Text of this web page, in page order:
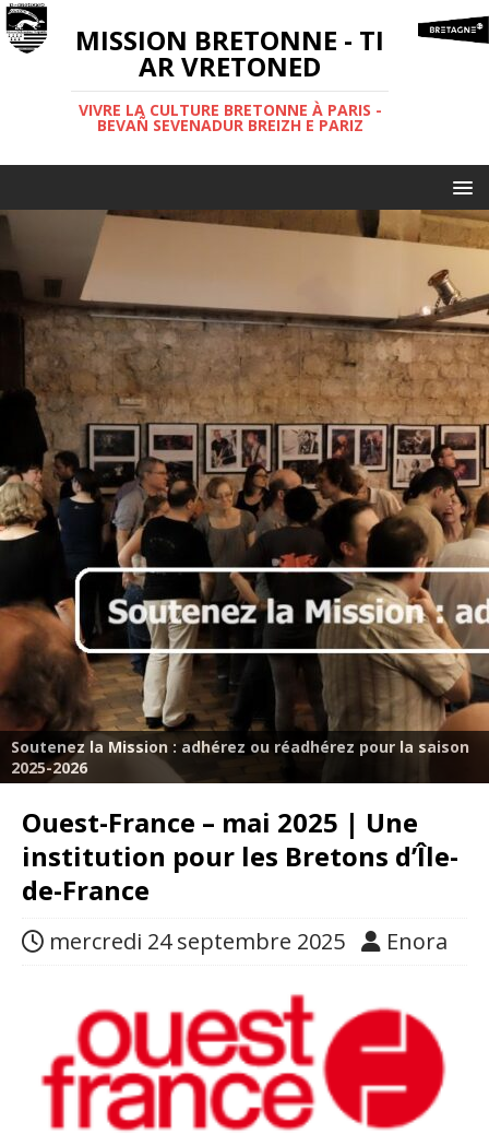
MISSION BRETONNE - TI
AR VRETONED
VIVRE LA CULTURE BRETONNE À PARIS -
BEVAÑ SEVENADUR BREIZH E PARIZ
Soutenez la Mission : adhérez ou réadhérez pour la saison
2025-2026
Ouest-France – mai 2025 | Une
institution pour les Bretons d’Île-
de-France
mercredi 24 septembre 2025 Enora